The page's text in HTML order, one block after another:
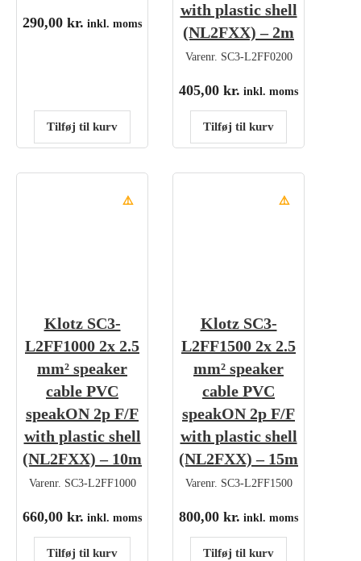
290,00 kr. inkl. moms
Tilføj til kurv
with plastic shell
(NL2FXX) – 2m
Varenr. SC3-L2FF0200
405,00 kr. inkl. moms
Tilføj til kurv
⚠️
Klotz SC3-
L2FF1000 2x 2.5
mm² speaker
cable PVC
speakON 2p F/F
with plastic shell
(NL2FXX) – 10m
Varenr. SC3-L2FF1000
660,00 kr. inkl. moms
Tilføj til kurv
⚠️
Klotz SC3-
L2FF1500 2x 2.5
mm² speaker
cable PVC
speakON 2p F/F
with plastic shell
(NL2FXX) – 15m
Varenr. SC3-L2FF1500
800,00 kr. inkl. moms
Tilføj til kurv